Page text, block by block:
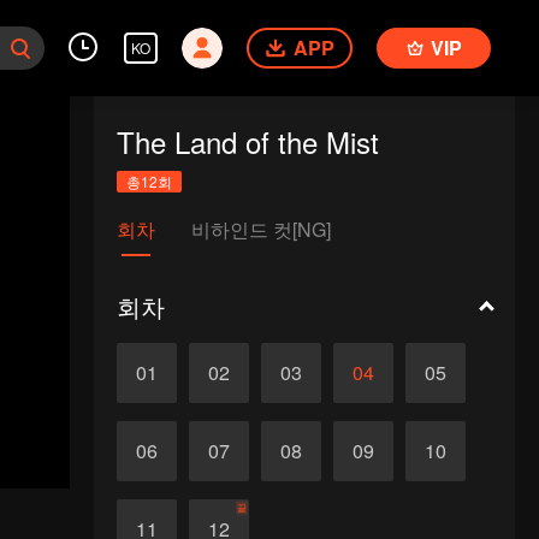
KO APP VIP
The Land of the Mist
총12회
회차 비하인드 컷[NG]
회차
01 02 03 04 05
06 07 08 09 10
11 12
끝